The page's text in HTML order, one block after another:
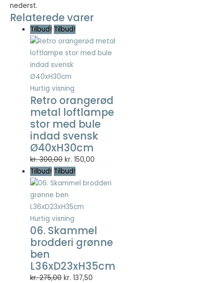
Blue
L110xH80xD4cm
antal
nederst.
Relaterede varer
Tilbud! Tilbud!
Hurtig visning
Retro orangerød
metal loftlampe
stor med bule
indad svensk
Ø40xH30cm
kr.300,00 Den
oprindelige
pris
var:
kr. 300,00.
kr. 150,00
pris
Tilbud! Tilbud!
Hurtig visning
06. Skammel
brodderi grønne
ben
L36xD23xH35cm
kr.275,00 Den
kr. 137,50